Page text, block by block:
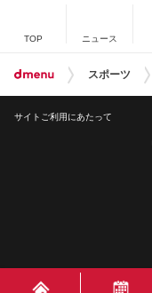
TOP ニュース
スポーツ
サイトご利用にあたって